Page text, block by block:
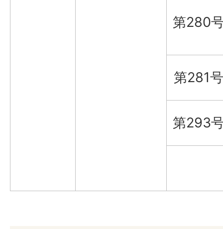
第280
第281号
第293